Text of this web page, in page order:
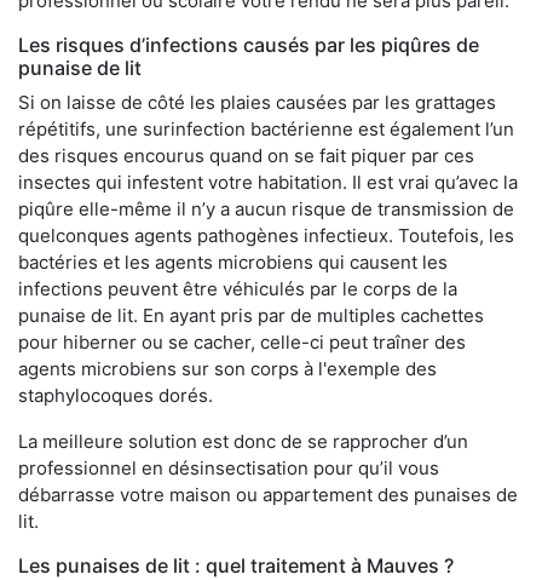
Les risques d’infections causés par les piqûres de
punaise de lit
Si on laisse de côté les plaies causées par les grattages
répétitifs, une surinfection bactérienne est également l’un
des risques encourus quand on se fait piquer par ces
insectes qui infestent votre habitation. Il est vrai qu’avec la
piqûre elle-même il n’y a aucun risque de transmission de
quelconques agents pathogènes infectieux. Toutefois, les
bactéries et les agents microbiens qui causent les
infections peuvent être véhiculés par le corps de la
punaise de lit. En ayant pris par de multiples cachettes
pour hiberner ou se cacher, celle-ci peut traîner des
agents microbiens sur son corps à l'exemple des
staphylocoques dorés.
La meilleure solution est donc de se rapprocher d’un
professionnel en désinsectisation pour qu’il vous
débarrasse votre maison ou appartement des punaises de
lit.
Les punaises de lit : quel traitement à Mauves ?